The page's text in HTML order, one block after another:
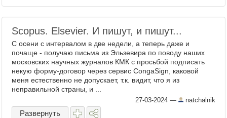
Scopus. Elsevier. И пишут, и пишут...
С осени с интервалом в две недели, а теперь даже и
почаще - получаю письма из Эльзевира по поводу наших
московских научных журналов КМК с просьбой подписать
некую форму-договор через сервис CongaSign, каковой
меня естественно не допускает, т.к. видит, что я из
неправильной страны, и ...
27-03-2024 — natchalnik
Развернуть